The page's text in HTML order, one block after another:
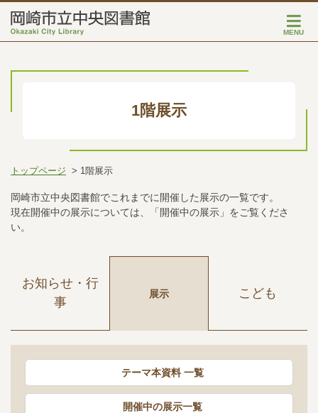
MENU
1階展示
トップページ 1階展示
岡崎市立中央図書館でこれまでに開催した展示の一覧です。
現在開催中の展示については、「開催中の展示」をご覧くださ
い。
お知らせ・行
事
展示 こども
テーマ本資料 一覧
開催中の展示一覧